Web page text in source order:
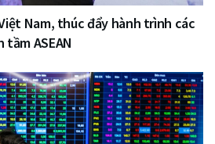
Nam, thúc đẩy hành trình các
ASEAN